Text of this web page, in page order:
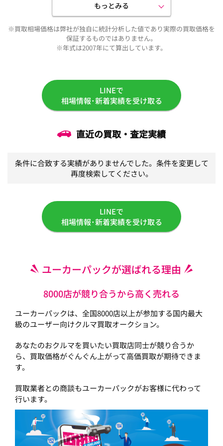
もっとみる
※買取相場価格は弊社が独自に統計分析した値であり実際の買取価格を
保証するものではありません。
※年式は2007年にて算出しています。
LINEで
相場情報･新着実績を受け取る
直近の買取・査定実績
条件に合致する実績がありませんでした。条件を変更して
再度検索してください。
LINEで
相場情報･新着実績を受け取る
ユーカーパックが選ばれる理由
8000店が競り合うから高く売れる
ユーカーパックは、全国8000店以上が参加する国内最大
級のユーザー向けクルマ買取オークション。
あなたのおクルマを買いたい買取店同士が競り合うか
ら、買取価格がぐんぐん上がって高価買取が期待できま
す。
買取業者との商談もユーカーパックがお客様に代わって
行います。